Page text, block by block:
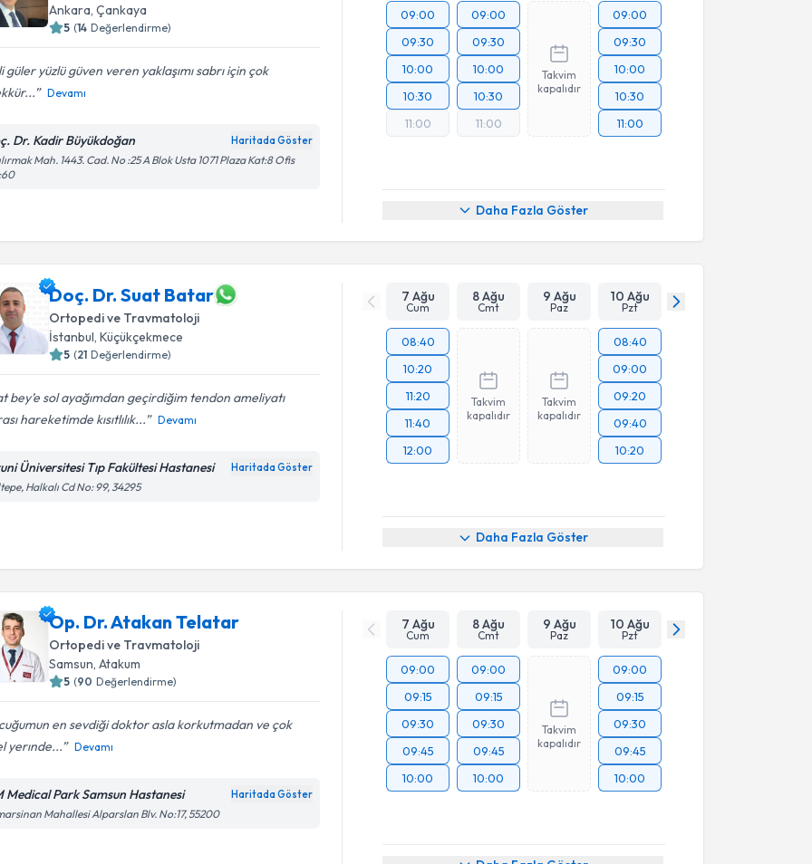
Ankara , Çankaya
5 (14 Değerlendirme)
güler yüzlü güven veren yaklaşımı sabrı için çok
Devamı
Dr. Kadir Büyükdoğan Haritada Göster
Mah. 1443. Cad. No :25 A Blok Usta 1071 Plaza Kat:8 Ofis
09:00
09:30
10:00
10:30
11:00
09:00
09:30
10:00
10:30
11:00
Takvim
kapalıdır
09:00
09:30
10:00
10:30
11:00
Daha Fazla Göster
Doç. Dr. Suat Batar
Ortopedi ve Travmatoloji
İstanbul, Küçükçekmece
5 (21 Değerlendirme)
bey’e sol ayağımdan geçirdiğim tendon ameliyatı
hareketimde kısıtlılık...
Devamı
Üniversitesi Tıp Fakültesi Hastanesi Haritada Göster
Halkalı Cd No: 99, 34295
7 Ağu
Cum
8 Ağu
Cmt
9 Ağu
Paz
10 Ağu
Pzt
08:40
10:20
11:20
11:40
12:00
Takvim
kapalıdır
Takvim
kapalıdır
08:40
09:00
09:20
09:40
10:20
Daha Fazla Göster
Op. Dr. Atakan Telatar
Ortopedi ve Travmatoloji
Samsun , Atakum
5 (90 Değerlendirme)
en sevdiği doktor asla korkutmadan ve çok
yerınde...
Devamı
Medical Park Samsun Hastanesi Haritada Göster
Mahallesi Alparslan Blv. No:17, 55200
7 Ağu
Cum
8 Ağu
Cmt
9 Ağu
Paz
10 Ağu
Pzt
09:00
09:15
09:30
09:45
10:00
09:00
09:15
09:30
09:45
10:00
Takvim
kapalıdır
09:00
09:15
09:30
09:45
10:00